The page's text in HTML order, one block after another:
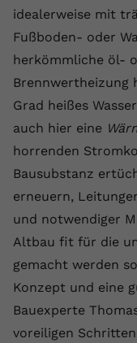
idealerweise mit
Fußboden- oder
herkömmliche öl-
Brennwertheizung
Grad heißes
auch hier eine
horrenden
Bausubstanz
erneuern,
und notwendiger
Altbau fit für die
gemacht werden
Konzept und eine
Bauexperte
voreiligen
Name yt-
Laufzeit
Zweck